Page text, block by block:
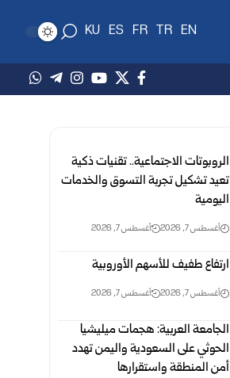
EN
TR
FR
ES
KU
الروبوتات الاجتماعية.. تقنيات ذكية
تعيد تشكيل تجربة التسوق والخدمات
اليومية
أغسطس 7, 2026 أغسطس 7, 2026
ارتفاع طفيف للأسهم الأوروبية‎ ‎
أغسطس 7, 2026 أغسطس 7, 2026
الجامعة العربية: هجمات ميليشيا
الحوثي على السعودية واليمن تهدد
أمن المنطقة واستقرارها